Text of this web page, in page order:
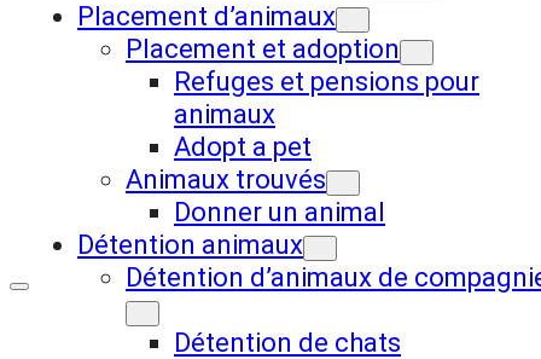
Placement d’animaux
Placement et adoption
Refuges et pensions pour
animaux
Adopt a pet
Animaux trouvés
Donner un animal
Détention animaux
Détention d’animaux de
Détention de chats